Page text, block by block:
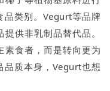
品类别。Vegurt等品牌
供非乳制品替代品。
素食者，而是转向更为
品质本身，Vegurt也想